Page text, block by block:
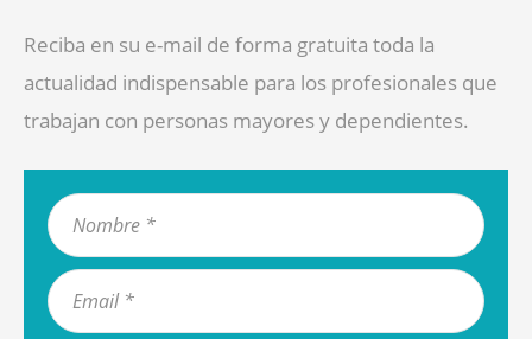
Reciba en su e-mail de forma gratuita toda la
actualidad indispensable para los profesionales que
trabajan con personas mayores y dependientes.